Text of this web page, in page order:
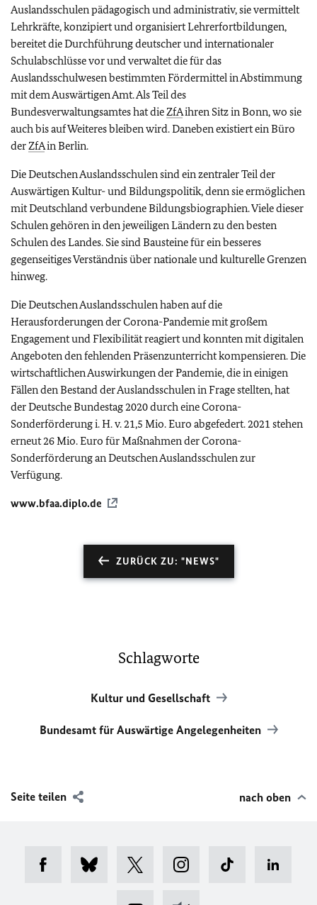
Auslandsschulen pädagogisch und administrativ, sie vermittelt
Lehrkräfte, konzipiert und organisiert Lehrerfortbildungen,
bereitet die Durchführung deutscher und internationaler
Schulabschlüsse vor und verwaltet die für das
Auslandsschulwesen bestimmten Fördermittel in Abstimmung
mit dem Auswärtigen Amt. Als Teil des
Bundesverwaltungsamtes hat dieZfAihren Sitz in Bonn, wo sie
auch bis auf Weiteres bleiben wird. Daneben existiert ein Büro
derZfAin Berlin.
Die Deutschen Auslandsschulen sind ein zentraler Teil der
Auswärtigen Kultur- und Bildungspolitik, denn sie ermöglichen
mit Deutschland verbundene Bildungsbiographien. Viele dieser
Schulen gehören in den jeweiligen Ländern zu den besten
Schulen des Landes. Sie sind Bausteine für ein besseres
gegenseitiges Verständnis über nationale und kulturelle Grenzen
hinweg.
Die Deutschen Auslandsschulen haben auf die
Herausforderungen der Corona-Pandemie mit großem
Engagement und Flexibilität reagiert und konnten mit digitalen
Angeboten den fehlenden Präsenzunterricht kompensieren. Die
wirtschaftlichen Auswirkungen der Pandemie, die in einigen
Fällen den Bestand der Auslandsschulen in Frage stellten, hat
der Deutsche Bundestag 2020 durch eine Corona-
Sonderförderung i. H. v. 21,5 Mio. Euro abgefedert. 2021 stehen
erneut 26 Mio. Euro für Maßnahmen der Corona-
Sonderförderung an Deutschen Auslandsschulen zur
Verfügung.
www.bfaa.diplo.de
ZURÜCK ZU: "NEWS"
Schlagworte
Kultur und Gesellschaft
Bundesamt für Auswärtige Angelegenheiten
Seite teilen nach oben